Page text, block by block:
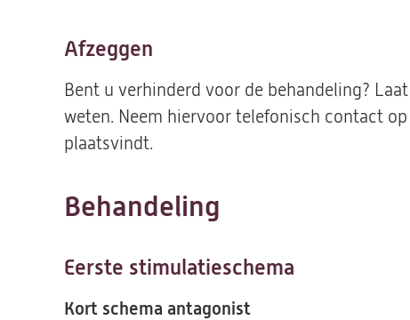
Afzeggen
Bent u verhinderd voor de behandeling?
weten. Neem hiervoor telefonisch contact
plaatsvindt.
Behandeling
Eerste stimulatieschema
Kort schema antagonist